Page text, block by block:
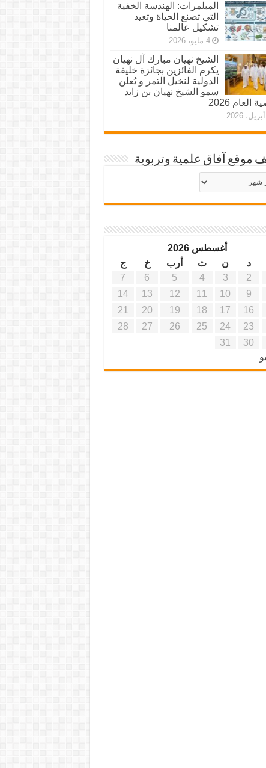
المبلمرات: الهندسة الخفية
التي تصنع الحياة وتعيد
تشكيل عالمنا
4 مايو، 2026
الشيخ نهيان مبارك آل نهيان
يكرم الفائزين بجائزة خليفة
الدولية لنخيل التمر و يُعلن
سمو الشيخ نهيان بن زايد
2026
موقع آفاق علمية وتربوية
أغسطس 2026
د ن ث أرب خ
ج
2
3
4
5
6
7
9
10
11
12
13
14
16
17
18
19
20
21
23
24
25
26
27
28
30
31